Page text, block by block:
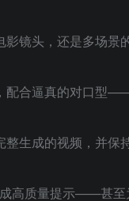
镜头，还是多场景
合逼真的对口型
生成的视频，并保
高质量提示——甚